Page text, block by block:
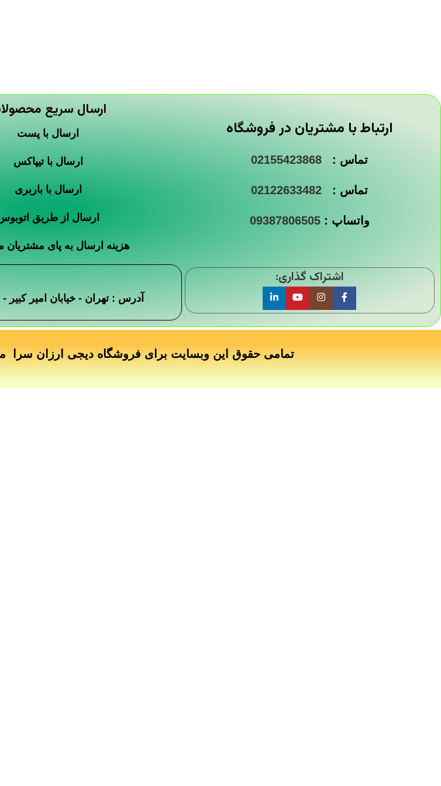
ارتباط با مشتریان در فروشگاه
تماس : 02155423868
تماس : 02122633482
واتساپ :09387806505
ارسال سریع
ارسال با پست
ارسال با تیپاکس
ارسال با باربری
ارسال از طریق
هزینه ارسال به پای مشتریان
اشتراک گذاری:
آدرس : تهران - خیابان امیر
تمامی حقوق این وبسایت برای فروشگاه دیجی ارزان